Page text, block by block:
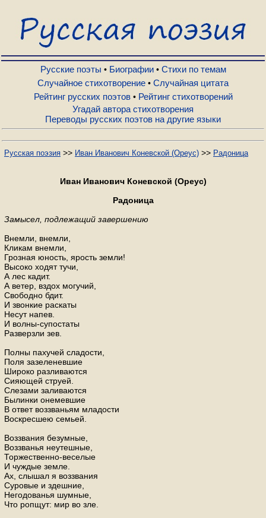
Русские поэты
Биографии
Стихи по темам
Случайное стихотворение
Рейтинг русских поэтов
Рейтинг стихотворений
Русские поэты • Биографии• Стихи по темам
Случайное стихотворение • Случайная цитата
Рейтинг русских поэтов• Рейтинг стихотворений
Угадай автора стихотворения
Переводы русских поэтов на другие языки
Русская поэзия >> Иван Иванович Коневской (Ореус) >> Радоница
Иван Иванович Коневской (Ореус)
Радоница
Замысел, подлежащий завершению
Внемли, внемли,
Кликам внемли,
Грозная юность, ярость земли!
Высоко ходят тучи,
А лес кадит.
А ветер, вздох могучий,
Свободно бдит.
И звонкие раскаты
Несут напев.
И волны-супостаты
Разверзли зев.
Полны пахучей сладости,
Поля зазеленевшие
Широко разливаются
Сияющей струей.
Слезами заливаются
Былинки онемевшие
В ответ воззваньям младости
Воскресшею семьей.
Воззвания безумные,
Воззванья неутешные,
Торжественно-веселые
И чуждые земле.
Ах, слышал я воззвания
Суровые и здешние,
Негодованья шумные,
Что ропщут: мир во зле.